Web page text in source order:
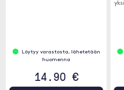
Löytyy varastosta, lähetetään
huomenna
14.90 €